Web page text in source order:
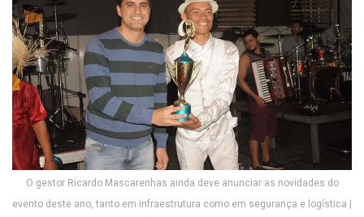
O gestor Ricardo Mascarenhas ainda deve anunciar as novidades do
evento deste ano, tanto em infraestrutura como em segurança e logística |